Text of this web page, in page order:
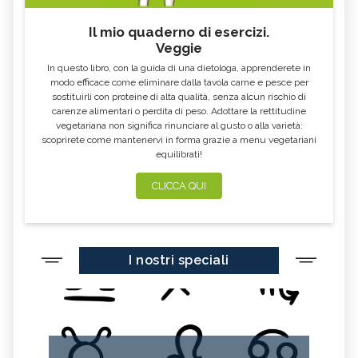
OLIO ESSENZIALE DI MANDARINO
OLIO ESSENZIALE DI LINALOE OLIO ESSENZIALE DI LIMETTA
OLIO ESSENZIALE DI VERBENA
OFFICINALIS
OLIO ESSENZIALE DI CIPOLLA OLIO ESSENZIALE DI MIRRA
OLIO ESSENZIALE DI SEDANO
OLIO ESSENZIALE DI CARVI
OLIO ESSENZIALE DI SANDALO OLIO ESSENZIALE DI GINEPRO
OLIO ESSENZIALE DI NIAOULY OLIO ESSENZIALE DI PATCHOULI
Il mio quaderno di esercizi.
Veggie
In questo libro, con la guida di una dietologa, apprenderete in
modo efficace come eliminare dalla tavola carne e pesce per
sostituirli con proteine di alta qualità, senza alcun rischio di
carenze alimentari o perdita di peso. Adottare la rettitudine
vegetariana non significa rinunciare al gusto o alla varietà:
scoprirete come mantenervi in forma grazie a menu vegetariani
equilibrati!
CLICCA QUI
I nostri speciali